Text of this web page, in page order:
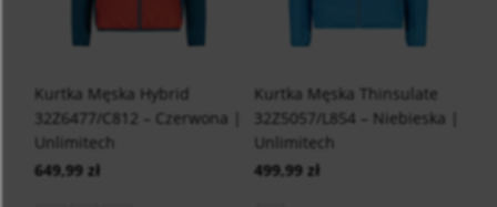
Kurtka Męska Hybrid
32Z6477/C812 – Czerwona |
Unlimitech
649,99 zł
Kurtka Męska Thinsulate
32Z5057/L854 – Niebieska |
Unlimitech
499,99 zł